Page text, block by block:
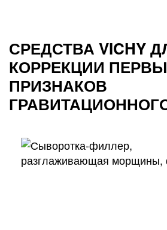
СРЕДСТВА VICHY
КОРРЕКЦИИ
ПРИЗНАКОВ